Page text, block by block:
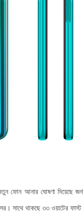
ফোন আনার ঘোষণা দিয়েছে
সাথে থাকছে ৩৩ ওয়াটের ফাস্ট